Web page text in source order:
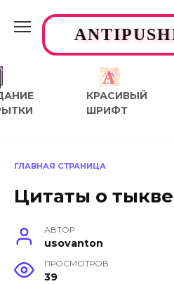
содержанию
КРАСИВЫЙ
ШРИФТ
ГЛАВНАЯ СТРАНИЦА
Цитаты о тыкве
АВТОР
usovanton
ПРОСМОТРОВ
39